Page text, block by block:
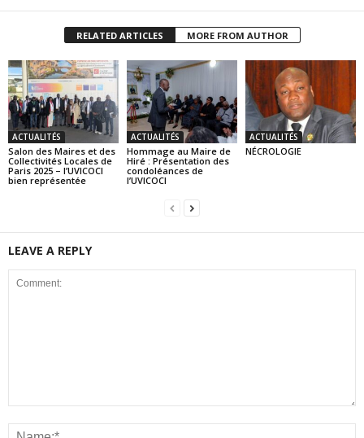
RELATED ARTICLES MORE FROM AUTHOR
ACTUALITÉS
Salon des Maires et des
Collectivités Locales de
Paris 2025 – l’UVICOCI
bien représentée
ACTUALITÉS
Hommage au Maire de
Hiré : Présentation des
condoléances de
l’UVICOCI
ACTUALITÉS
NÉCROLOGIE
LEAVE A REPLY